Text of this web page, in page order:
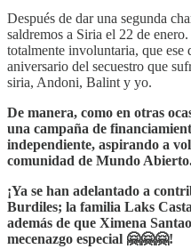
Después de dar una segunda
saldremos a Siria el 22 de
totalmente involuntaria, que ese
aniversario del secuestro que
siria, Andoni, Balint y yo.
De manera, como en otras
una campaña de
independiente, aspirando a
comunidad de Mundo
¡Ya se han adelantado a
Burdiles; la familia Laks
además de que Ximena
mecenazgo especial 🤗🤗🤗!